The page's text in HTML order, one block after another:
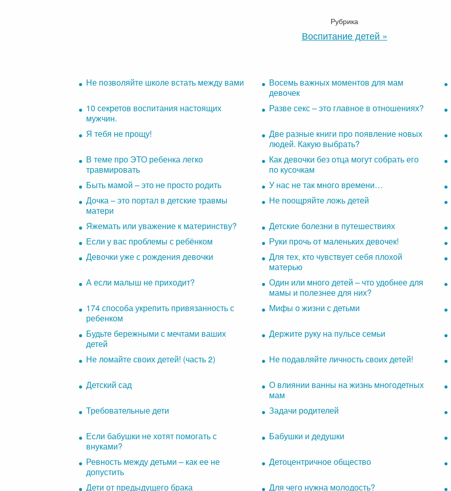
Рубрика
Воспитание детей »
Не позволяйте школе встать между вами
Восемь важных моментов для мам
девочек
10 секретов воспитания настоящих
мужчин.
Разве секс – это главное в отношениях?
Я тебя не прощу!
Две разные книги про появление новых
людей. Какую выбрать?
В теме про ЭТО ребенка легко
травмировать
Как девочки без отца могут собрать его
по кусочкам
Быть мамой – это не просто родить У нас не так много времени…
Дочка – это портал в детские травмы
матери
Не поощряйте ложь детей
Яжемать или уважение к материнству? Детские болезни в путешествиях
Если у вас проблемы с ребёнком
Руки прочь от маленьких девочек!
Девочки уже с рождения девочки
Для тех, кто чувствует себя плохой
матерью
А если малыш не приходит?
Один или много детей – что удобнее для
мамы и полезнее для них?
174 способа укрепить привязанность с
ребенком
Мифы о жизни с детьми
Будьте бережными с мечтами ваших
детей
Держите руку на пульсе семьи
Не ломайте своих детей! (часть 2)
Не подавляйте личность своих детей!
Детский сад
О влиянии ванны на жизнь многодетных
мам
Требовательные дети Задачи родителей
Если бабушки не хотят помогать с
внуками?
Бабушки и дедушки
Ревность между детьми – как ее не
допустить
Детоцентричное общество
Дети от предыдущего брака
Для чего нужна молодость?